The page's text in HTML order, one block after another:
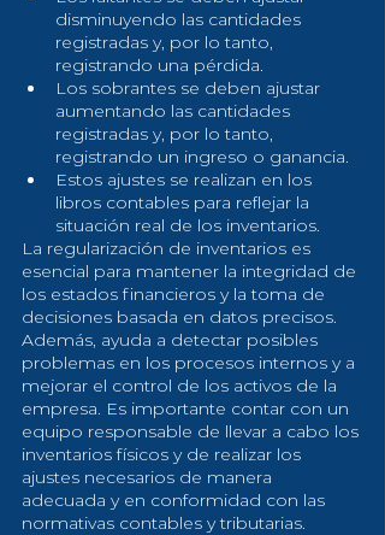
disminuyendo las cantidades
registradas y, por lo tanto,
registrando una pérdida.
Los sobrantes se deben ajustar
aumentando las cantidades
registradas y, por lo tanto,
registrando un ingreso o ganancia.
Estos ajustes se realizan en los
libros contables para reflejar la
situación real de los inventarios.
La regularización de inventarios es
esencial para mantener la integridad de
los estados financieros y la toma de
decisiones basada en datos precisos.
Además, ayuda a detectar posibles
problemas en los procesos internos y a
mejorar el control de los activos de la
empresa. Es importante contar con un
equipo responsable de llevar a cabo los
inventarios físicos y de realizar los
ajustes necesarios de manera
adecuada y en conformidad con las
normativas contables y tributarias.